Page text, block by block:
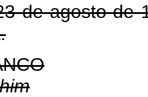
de agosto de